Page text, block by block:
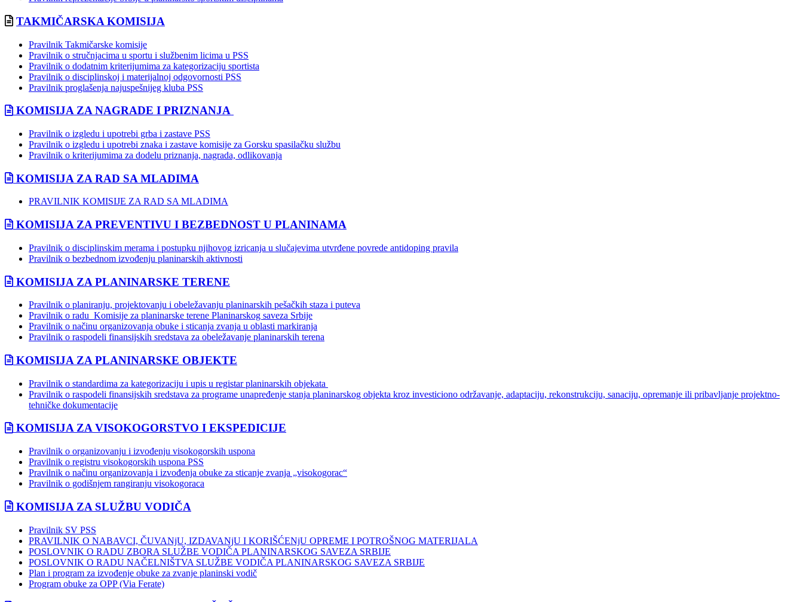
TAKMIČARSKA KOMISIJA
Pravilnik Takmičarske komisije
Pravilnik o stručnjacima u sportu i službenim licima u PSS
Pravilnik o dodatnim kriterijumima za kategorizaciju sportista
Pravilnik o disciplinskoj i materijalnoj odgovornosti PSS
Pravilnik proglašenja najuspešnijeg kluba PSS
KOMISIJA ZA NAGRADE I PRIZNANJA
Pravilnik o izgledu i upotrebi grba i zastave PSS
Pravilnik o izgledu i upotrebi znaka i zastave komisije za Gorsku spasilačku službu
Pravilnik o kriterijumima za dodelu priznanja, nagrada, odlikovanja
KOMISIJA ZA RAD SA MLADIMA
PRAVILNIK KOMISIJE ZA RAD SA MLADIMA
KOMISIJA ZA PREVENTIVU I BEZBEDNOST U PLANINAMA
Pravilnik o disciplinskim merama i postupku njihovog izricanja u slučajevima utvrđene povrede antidoping pravila
Pravilnik o bezbednom izvođenju planinarskih aktivnosti
KOMISIJA ZA PLANINARSKE TERENE
Pravilnik o planiranju, projektovanju i obeležavanju planinarskih pešačkih staza i puteva
Pravilnik o radu Komisije za planinarske terene Planinarskog saveza Srbije
Pravilnik o načinu organizovanja obuke i sticanja zvanja u oblasti markiranja
Pravilnik o raspodeli finansijskih sredstava za obeležavanje planinarskih terena
KOMISIJA ZA PLANINARSKE OBJEKTE
Pravilnik o standardima za kategorizaciju i upis u registar planinarskih objekata
Pravilnik o raspodeli finansijskih sredstava za programe unapređenje stanja planinarskog objekta kroz investiciono održavanje, adaptaciju, rekonstrukciju, sanaciju, opremanje ili pribavljanje projektno-
tehničke dokumentacije
KOMISIJA ZA VISOKOGORSTVO I EKSPEDICIJE
Pravilnik o organizovanju i izvođenju visokogorskih uspona
Pravilnik o registru visokogorskih uspona PSS
Pravilnik o načinu organizovanja i izvođenja obuke za sticanje zvanja „visokogorac“
Pravilnik o godišnjem rangiranju visokogoraca
KOMISIJA ZA SLUŽBU VODIČA
Pravilnik SV PSS
PRAVILNIK O NABAVCI, ČUVANjU, IZDAVANjU I KORIŠĆENjU OPREME I POTROŠNOG MATERIJALA
POSLOVNIK O RADU ZBORA SLUŽBE VODIČA PLANINARSKOG SAVEZA SRBIJE
POSLOVNIK O RADU NAČELNIŠTVA SLUŽBE VODIČA PLANINARSKOG SAVEZA SRBIJE
Plan i program za izvođenje obuke za zvanje planinski vodič
Program obuke za OPP (Via Ferate)